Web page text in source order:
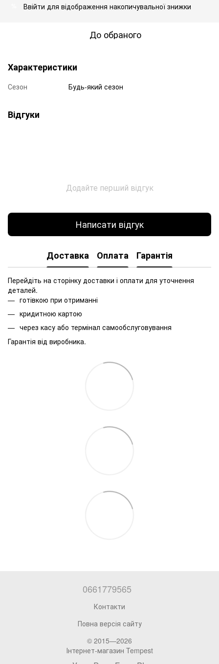
Ввійти для відображення накопичувальної знижки
До обраного
Характеристики
Сезон Будь-який сезон
Відгуки
Додайте перший відгук
Написати відгук
Доставка Оплата Гарантія
Перейдіть на сторінку доставки і оплати для уточнення
деталей.
готівкою при отриманні
кридитною картою
через касу або термінал самообслуговування
Гарантія від виробника.
0661779565
Контакти
Повна версія сайту
© 2015—2026
Інтернет-магазин Tempest